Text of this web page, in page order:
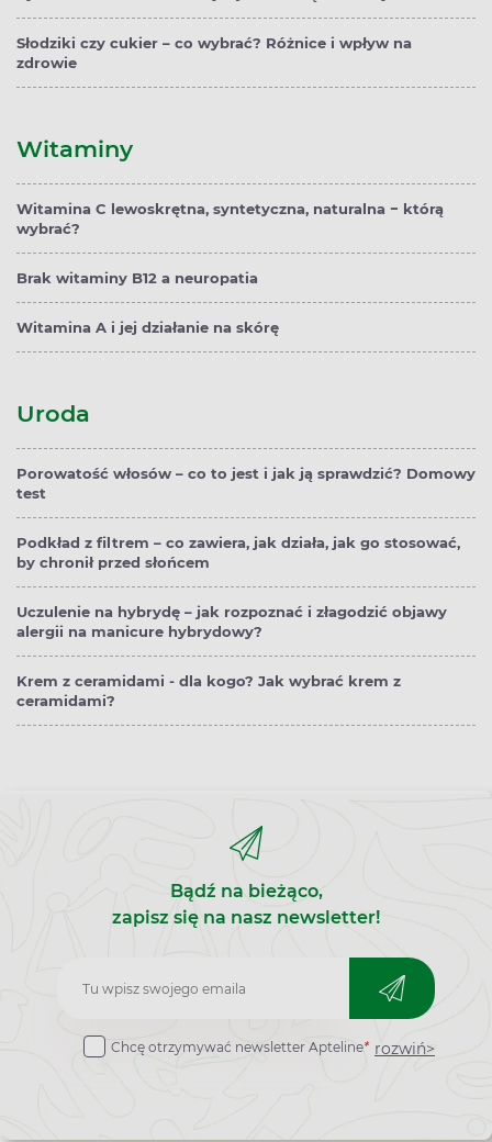
Słodziki czy cukier – co wybrać? Różnice i wpływ na
zdrowie
Witaminy
Witamina C lewoskrętna, syntetyczna, naturalna − którą
wybrać?
Brak witaminy B12 a neuropatia
Witamina A i jej działanie na skórę
Uroda
Porowatość włosów – co to jest i jak ją sprawdzić? Domowy
test
Podkład z filtrem – co zawiera, jak działa, jak go stosować,
by chronił przed słońcem
Uczulenie na hybrydę – jak rozpoznać i złagodzić objawy
alergii na manicure hybrydowy?
Krem z ceramidami - dla kogo? Jak wybrać krem z
ceramidami?
Bądź na bieżąco,
zapisz się na nasz newsletter!
Zapisz
do
Chcę otrzymywać newsletter Apteline* rozwiń>